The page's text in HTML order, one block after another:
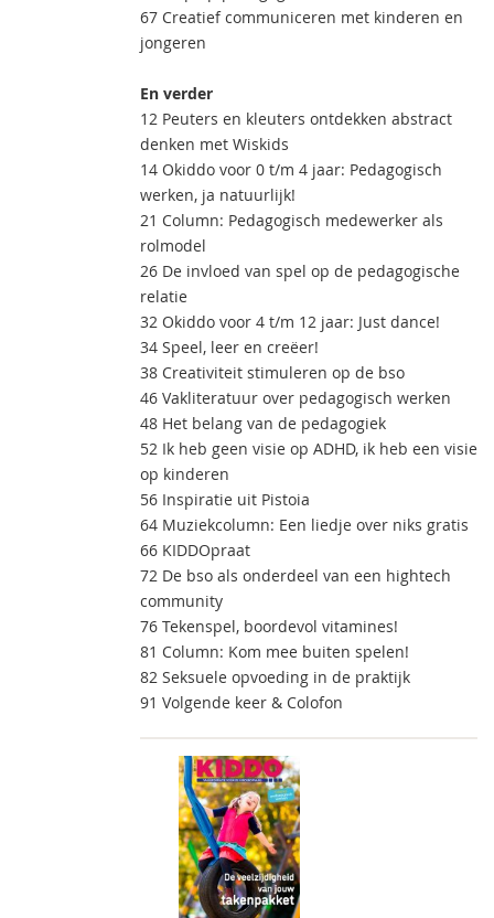
67 Creatief communiceren met kinderen en
jongeren
En verder
12 Peuters en kleuters ontdekken abstract
denken met Wiskids
14 Okiddo voor 0 t/m 4 jaar: Pedagogisch
werken, ja natuurlijk!
21 Column: Pedagogisch medewerker als
rolmodel
26 De invloed van spel op de pedagogische
relatie
32 Okiddo voor 4 t/m 12 jaar: Just dance!
34 Speel, leer en creëer!
38 Creativiteit stimuleren op de bso
46 Vakliteratuur over pedagogisch werken
48 Het belang van de pedagogiek
52 Ik heb geen visie op ADHD, ik heb een visie
op kinderen
56 Inspiratie uit Pistoia
64 Muziekcolumn: Een liedje over niks gratis
66 KIDDOpraat
72 De bso als onderdeel van een hightech
community
76 Tekenspel, boordevol vitamines!
81 Column: Kom mee buiten spelen!
82 Seksuele opvoeding in de praktijk
91 Volgende keer & Colofon